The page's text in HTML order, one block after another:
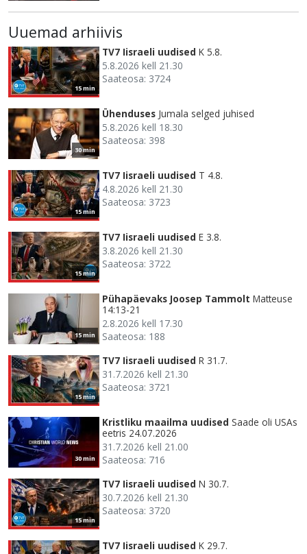
Uuemad arhiivis
15 min
TV7 Iisraeli uudised K 5.8.
5.8.2026 kell 21.30
Saateosa: 3724
30 min
Ühenduses Jumala selged juhised
5.8.2026 kell 18.30
Saateosa: 398
15 min
TV7 Iisraeli uudised T 4.8.
4.8.2026 kell 21.30
Saateosa: 3723
15 min
TV7 Iisraeli uudised E 3.8.
3.8.2026 kell 21.30
Saateosa: 3722
15 min
Pühapäevaks Joosep Tammolt Matteuse
14:13-21
2.8.2026 kell 17.30
Saateosa: 188
15 min
TV7 Iisraeli uudised R 31.7.
31.7.2026 kell 21.30
Saateosa: 3721
30 min
Kristliku maailma uudised Saade oli USAs
eetris 24.07.2026
31.7.2026 kell 21.00
Saateosa: 716
15 min
TV7 Iisraeli uudised N 30.7.
30.7.2026 kell 21.30
Saateosa: 3720
TV7 Iisraeli uudised K 29.7.